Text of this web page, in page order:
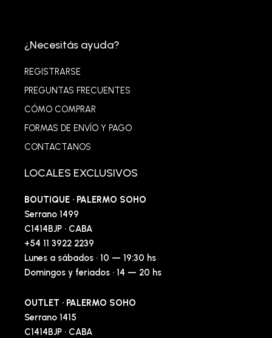
¿Necesitás ayuda?
REGISTRARSE
PREGUNTAS FRECUENTES
CÓMO COMPRAR
FORMAS DE ENVÍO Y PAGO
CONTACTANOS
LOCALES EXCLUSIVOS
BOUTIQUE · PALERMO SOHO
Serrano 1499
C1414BJP · CABA
+54 11 3922 2239
Lunes a sábados · 10 — 19:30 hs
Domingos y feriados · 14 — 20 hs
OUTLET · PALERMO SOHO
Serrano 1415
C1414BJP · CABA